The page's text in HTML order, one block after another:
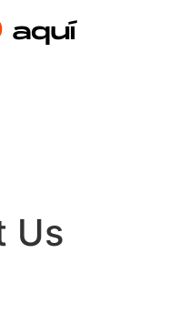
Us